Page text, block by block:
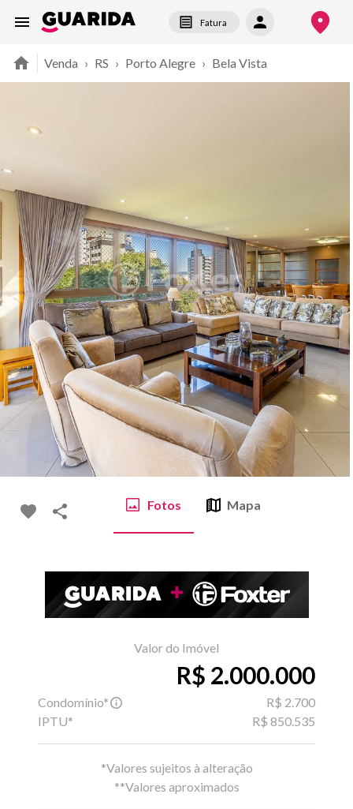
Fatura
Venda › RS › Porto Alegre › Bela Vista
Fotos Mapa
Valor do Imóvel
R$ 2.000.000
Condomínio*
R$ 2.700
IPTU*
R$ 850.535
*Valores sujeitos à alteração
**Valores aproximados